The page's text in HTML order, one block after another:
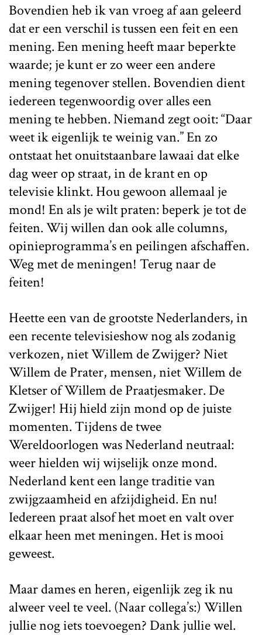
Bovendien heb ik van vroeg af aan geleerd
dat er een verschil is tussen een feit en een
mening. Een mening heeft maar beperkte
waarde; je kunt er zo weer een andere
mening tegenover stellen. Bovendien dient
iedereen tegenwoordig over alles een
mening te hebben. Niemand zegt ooit: “Daar
weet ik eigenlijk te weinig van.” En zo
ontstaat het onuitstaanbare lawaai dat elke
dag weer op straat, in de krant en op
televisie klinkt. Hou gewoon allemaal je
mond! En als je wilt praten: beperk je tot de
feiten. Wij willen dan ook alle columns,
opinieprogramma’s en peilingen afschaffen.
Weg met de meningen! Terug naar de
feiten!
Heette een van de grootste Nederlanders, in
een recente televisieshow nog als zodanig
verkozen, niet Willem de Zwijger? Niet
Willem de Prater, mensen, niet Willem de
Kletser of Willem de Praatjesmaker. De
Zwijger! Hij hield zijn mond op de juiste
momenten. Tijdens de twee
Wereldoorlogen was Nederland neutraal:
weer hielden wij wijselijk onze mond.
Nederland kent een lange traditie van
zwijgzaamheid en afzijdigheid. En nu!
Iedereen praat alsof het moet en valt over
elkaar heen met meningen. Het is mooi
geweest.
Maar dames en heren, eigenlijk zeg ik nu
alweer veel te veel. (Naar collega’s:) Willen
jullie nog iets toevoegen? Dank jullie wel.